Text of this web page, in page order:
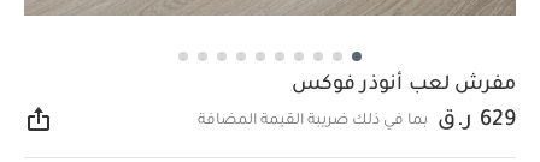
مفرش لعب أنوذر فوكس
629 ر.ق بما في ذلك ضريبة القيمة المضافة